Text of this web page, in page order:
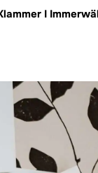
I